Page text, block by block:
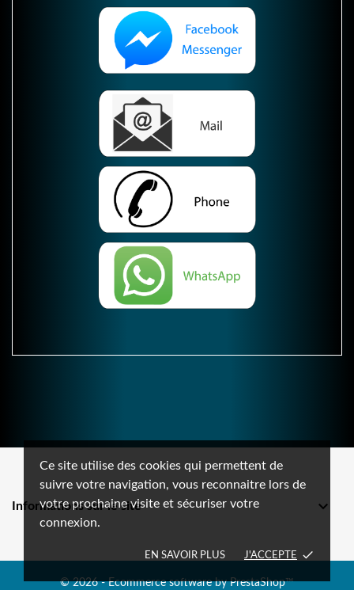
Ce site utilise des cookies qui permettent de
suivre votre navigation, vous reconnaitre lors de
votre prochaine visite et sécuriser votre
connexion.
EN SAVOIR PLUS J'ACCEPTE done
Informations sur le site 
© 2026 - Ecommerce software by PrestaShop™